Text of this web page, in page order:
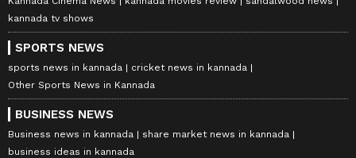
kannada tv shows
SPORTS NEWS
sports news in kannada
cricket news in kannada
Other Sports News in Kannada
BUSINESS NEWS
Business news in kannada
share market news in kannada
business ideas in kannada